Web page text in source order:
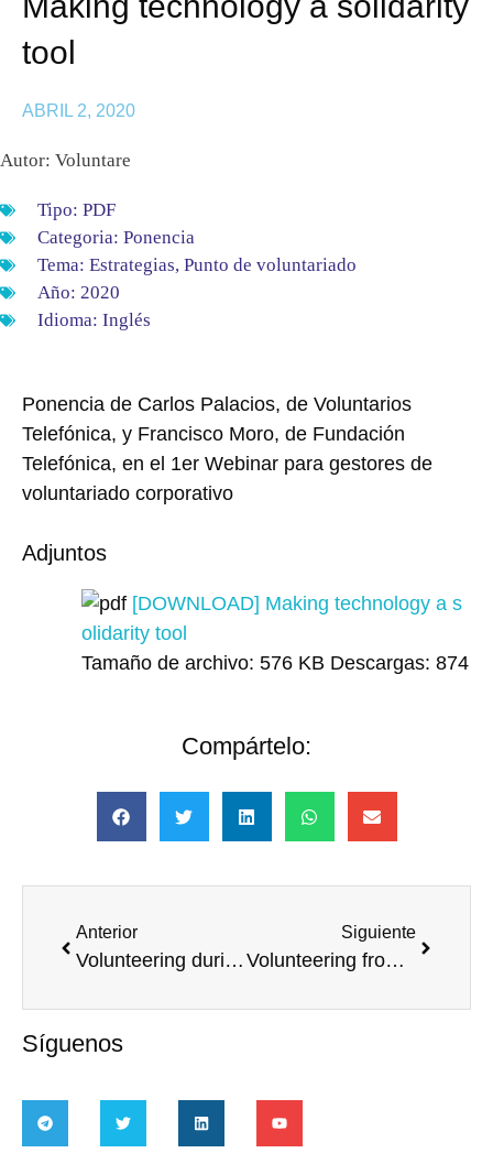
tool
ABRIL 2, 2020
Autor: Voluntare
Tipo: PDF
Categoria: Ponencia
Tema: Estrategias, Punto de voluntariado
Año: 2020
Idioma: Inglés
Ponencia de Carlos Palacios, de Voluntarios
Telefónica, y Francisco Moro, de Fundación
Telefónica, en el 1er Webinar para gestores de
voluntariado corporativo
Adjuntos
[DOWNLOAD] Making technology a s
olidarity tool
Tamaño de archivo: 576 KB Descargas: 874
Compártelo:
Anterior
Volunteering during pandemia __copia
Siguiente
Volunteering from CaixaBank. A new paradigma
Síguenos